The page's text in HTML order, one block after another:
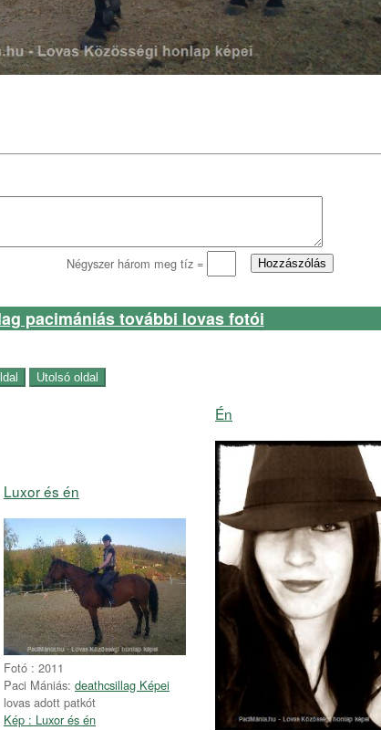
Négyszer három meg tíz =
pacimániás további lovas fotói
Luxor és én
Fotó : 2011
Paci Mániás: deathcsillag Képei
lovas adott patkót
Kép : Luxor és én
Én